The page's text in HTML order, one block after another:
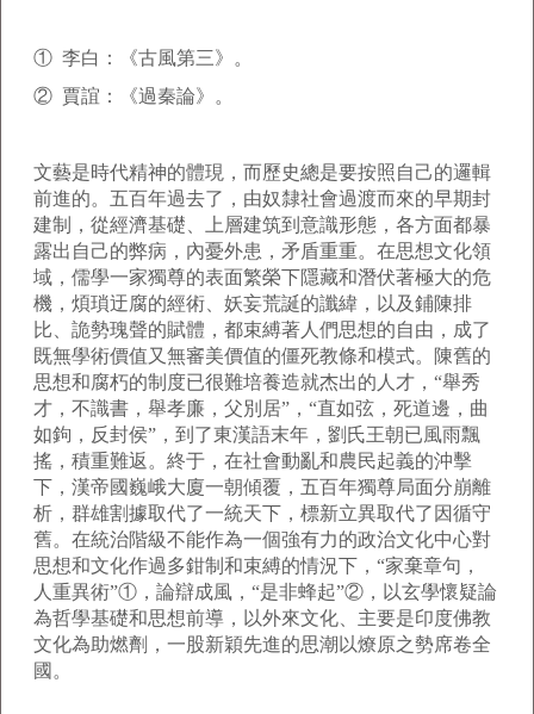
① 李白：《古風第三》。
② 賈誼：《過秦論》。
文藝是時代精神的體現，而歷史總是要按照自己的邏輯
前進的。五百年過去了，由奴隸社會過渡而來的早期封
建制，從經濟基礎、上層建筑到意識形態，各方面都暴
露出自己的弊病，內憂外患，矛盾重重。在思想文化領
域，儒學一家獨尊的表面繁榮下隱藏和潛伏著極大的危
機，煩瑣迂腐的經術、妖妄荒誕的讖緯，以及鋪陳排
比、詭勢瑰聲的賦體，都束縛著人們思想的自由，成了
既無學術價值又無審美價值的僵死教條和模式。陳舊的
思想和腐朽的制度已很難培養造就杰出的人才，“舉秀
才，不識書，舉孝廉，父別居”，“直如弦，死道邊，曲
如鉤，反封侯”，到了東漢語末年，劉氏王朝已風雨飄
搖，積重難返。終于，在社會動亂和農民起義的沖擊
下，漢帝國巍峨大廈一朝傾覆，五百年獨尊局面分崩離
析，群雄割據取代了一統天下，標新立異取代了因循守
舊。在統治階級不能作為一個強有力的政治文化中心對
思想和文化作過多鉗制和束縛的情況下，“家棄章句，
人重異術”①，論辯成風，“是非蜂起”②，以玄學懷疑論
為哲學基礎和思想前導，以外來文化、主要是印度佛教
文化為助燃劑，一股新穎先進的思潮以燎原之勢席卷全
國。